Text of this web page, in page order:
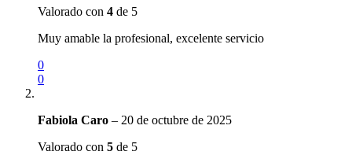
Valorado con 4 de 5
Muy amable la profesional, excelente servicio
0
0
Fabiola Caro – 20 de octubre de 2025
Valorado con 5 de 5